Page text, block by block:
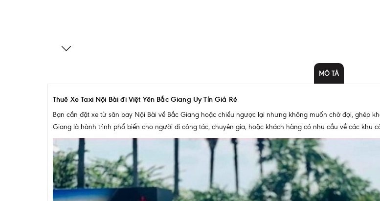
MÔ TẢ
Thuê Xe Taxi Nội Bài đi Việt Yên Bắc Giang Uy Tín Giá Rẻ
Bạn cần đặt xe từ sân bay Nội Bài về Bắc Giang hoặc chiều ngược lại nhưng không muốn chờ đợi, ghép
Giang là hành trình phổ biến cho người đi công tác, chuyên gia, hoặc khách hàng có nhu cầu về các khu